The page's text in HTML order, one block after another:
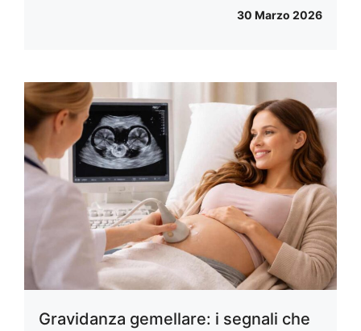
30 Marzo 2026
Gravidanza gemellare: i segnali che